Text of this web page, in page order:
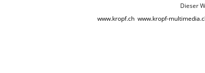
Dieser
www.kropf.ch www.kropf-